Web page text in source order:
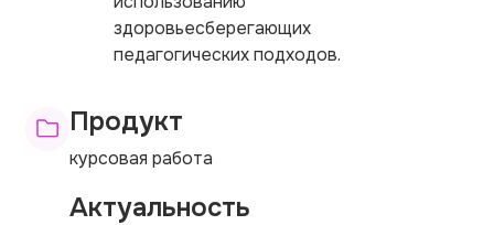
здоровьесберегающих
педагогических подходов.
Продукт
курсовая работа
Актуальность